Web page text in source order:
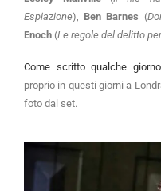
Espiazione), Ben Barnes (
Enoch (Le regole del delitto
Come scritto qualche
proprio in questi giorni a
foto dal set.